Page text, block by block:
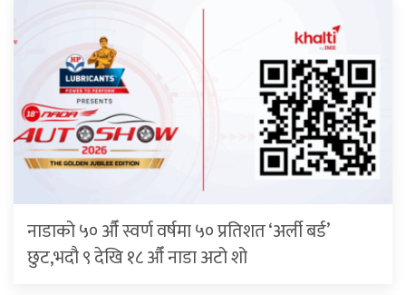
नाडाको ५० औँ स्वर्ण वर्षमा ५० प्रतिशत ‘अर्ली बर्ड’
छुट,भदौ ९ देखि १८ औँ नाडा अटो शो